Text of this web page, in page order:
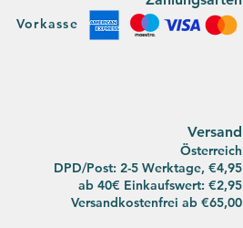
Vorkasse
Versand
Österreich
DPD/Post: 2-5 Werktage, €4,95
ab 40€ Einkaufswert: €2,95
Versandkostenfrei ab €65,00